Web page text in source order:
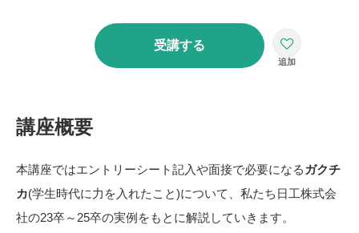
受講する
講座概要
本講座ではエントリーシート記入や面接で必要になる ガクチ
カ(学生時代に力を入れたこと)について、私たち日工株式会
社の23卒～25卒の実例をもとに解説していきます。